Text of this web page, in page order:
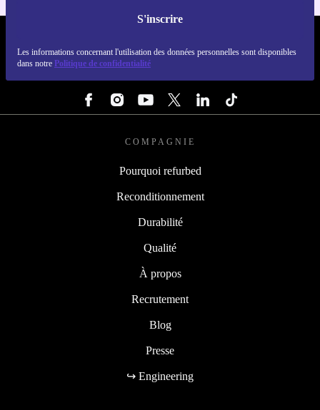
S'inscrire
Les informations concernant l'utilisation des données personnelles sont disponibles
dans notre Politique de confidentialité
COMPAGNIE
Pourquoi refurbed
Reconditionnement
Durabilité
Qualité
À propos
Recrutement
Blog
Presse
↪ Engineering